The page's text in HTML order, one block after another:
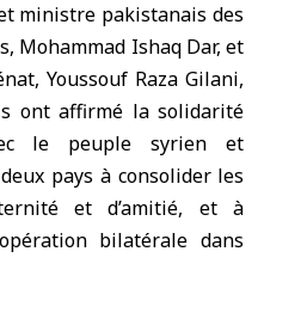
ministre pakistanais des
Mohammad Ishaq Dar, et
Youssouf Raza Gilani,
ont affirmé la solidarité
le peuple syrien et
pays à consolider les
et d’amitié, et à
bilatérale dans